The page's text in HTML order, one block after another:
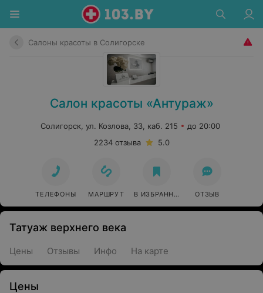
Салоны красоты в Солигорске
Салон красоты «Антураж»
Солигорск, ул. Козлова, 33, каб. 215
до 20:00
2234 отзыва
5.0
ТЕЛЕФОНЫ МАРШРУТ В ИЗБРАННОЕ ОТЗЫВ
Татуаж верхнего века
Цены Отзывы Инфо На карте
Цены